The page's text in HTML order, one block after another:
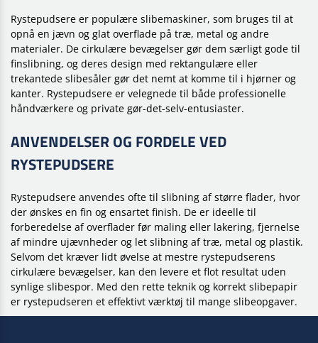
Rystepudsere er populære slibemaskiner, som bruges til at
opnå en jævn og glat overflade på træ, metal og andre
materialer. De cirkulære bevægelser gør dem særligt gode til
finslibning, og deres design med rektangulære eller
trekantede slibesåler gør det nemt at komme til i hjørner og
kanter. Rystepudsere er velegnede til både professionelle
håndværkere og private gør-det-selv-entusiaster.
ANVENDELSER OG FORDELE VED
RYSTEPUDSERE
Rystepudsere anvendes ofte til slibning af større flader, hvor
der ønskes en fin og ensartet finish. De er ideelle til
forberedelse af overflader før maling eller lakering, fjernelse
af mindre ujævnheder og let slibning af træ, metal og plastik.
Selvom det kræver lidt øvelse at mestre rystepudserens
cirkulære bevægelser, kan den levere et flot resultat uden
synlige slibespor. Med den rette teknik og korrekt slibepapir
er rystepudseren et effektivt værktøj til mange slibeopgaver.